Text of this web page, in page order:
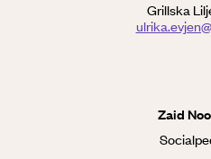
Grillska
Zaid